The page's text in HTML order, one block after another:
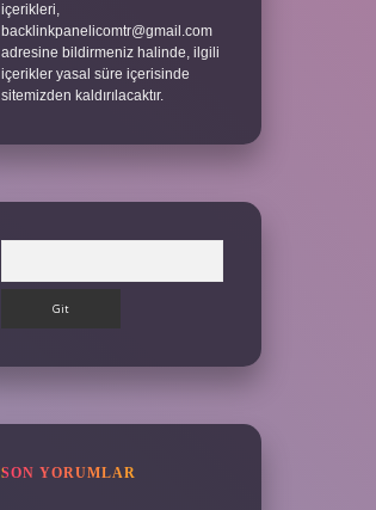
içerikleri,
backlinkpanelicomtr@gmail.com
adresine bildirmeniz halinde, ilgili
içerikler yasal süre içerisinde
sitemizden kaldırılacaktır.
SON YORUMLAR